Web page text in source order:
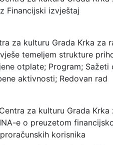
Financijski izvještaj
za kulturu Grada Krka za
temeljem strukture
otplate; Program;
aktivnosti; Redovan rad
za kulturu Grada Krka
e o preuzetom
korisnika